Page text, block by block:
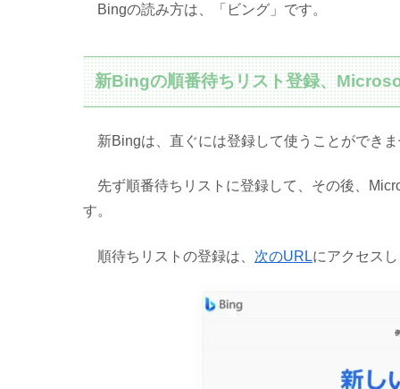
Bingの読み方は、「ビング」です。
新Bingの順番待ちリスト登録、
新Bingは、直ぐには登録して使うことができ
先ず順番待ちリストに登録して、その後、
す。
順待ちリストの登録は、 次のURLにアクセス